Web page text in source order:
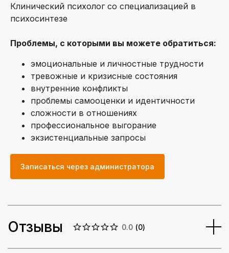
Клинический психолог со специализацией в
психосинтезе
Проблемы, с которыми вы можете обратиться:
эмоциональные и личностные трудности
тревожные и кризисные состояния
внутренние конфликты
проблемы самооценки и идентичности
сложности в отношениях
профессиональное выгорание
экзистенциальные запросы
Записаться через администратора
Отзывы 0.0 (0)